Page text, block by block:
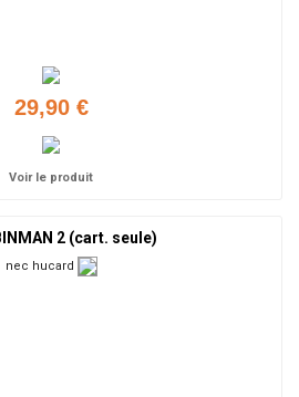
29,90 €
Voir le produit
2 (cart. seule)
nec hucard